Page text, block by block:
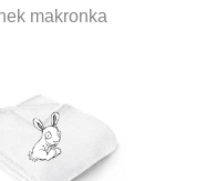
makronka